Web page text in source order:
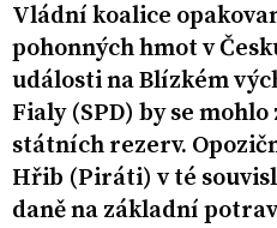
Vládní koalice
pohonných hmot v
události na Blízkém
Fialy (SPD) by se
státních rezerv.
Hřib (Piráti) v té
daně na základní